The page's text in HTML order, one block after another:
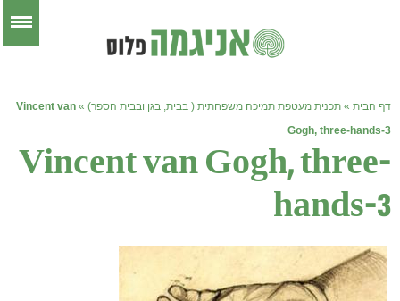
דף הבית » תכנית מעטפת תמיכה משפחתית ( בבית, בגן ובבית הספר) »
Vincent van
Gogh, three-hands-3
Vincent van Gogh, three-
hands-3